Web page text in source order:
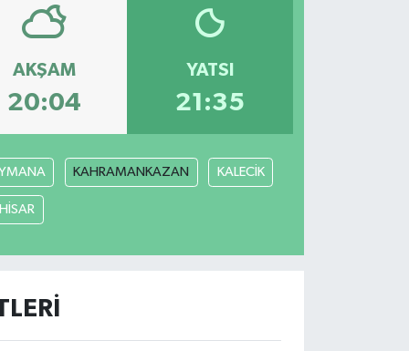
AKŞAM
20:04
YATSI
21:35
KAHRAMANKAZAN KALECİK